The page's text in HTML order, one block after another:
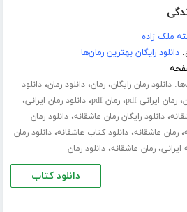
ملک زاده
دانلود رایگان بهترین رمان‌ها
دانلود رمان رایگان،رمان،دانلود رمان،دانلود
،رمان ایرانی pdf ،رمان pdf ،دانلود رمان ایرانی،
،دانلود رایگان رمان عاشقانه،دانلود رمان
،رمان عاشقانه،دانلود کتاب عاشقانه،دانلود رمان
ایرانی،رمان عاشقانه،دانلود رمان
دانلود کتاب